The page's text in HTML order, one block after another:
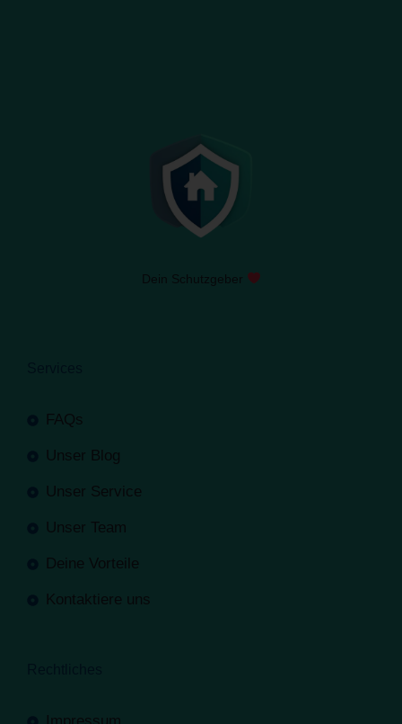
Dein Schutzgeber
FAQs
Unser Blog
Unser Service
Unser Team
Deine Vorteile
Kontaktiere uns